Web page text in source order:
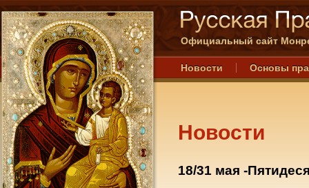
Официальный сайт
Новости Основы
Новости
18/31 мая -